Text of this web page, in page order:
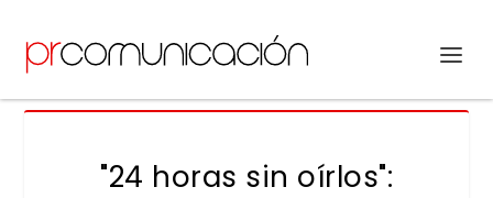
"24 horas sin oírlos":